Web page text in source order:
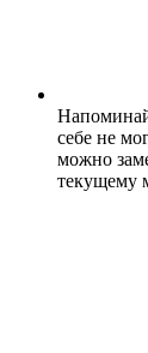
себе не
можно
текущему